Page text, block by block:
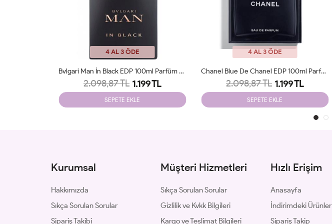
4 AL 3 ÖDE
Bvlgari Man İn Black EDP 100ml Parfüm Man Tester
2.098,87 TL 1.199 TL
SEPETE EKLE
4 AL 3 ÖDE
Chanel Blue De Chanel EDP 100ml Parfüm Man Tester
2.098,87 TL 1.199 TL
SEPETE EKLE
Kurumsal
Hakkımızda
Sıkça Sorulan Sorular
Sipariş Takibi
Müşteri Hizmetleri
Sıkça Sorulan Sorular
Gizlilik ve Kvkk Bilgileri
Kargo ve Teslimat Bilgileri
Hızlı Erişim
Anasayfa
İndirimdeki Ürünler
Sipariş Takip